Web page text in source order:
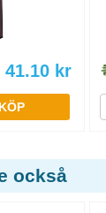
41.10 kr
KÖP
också